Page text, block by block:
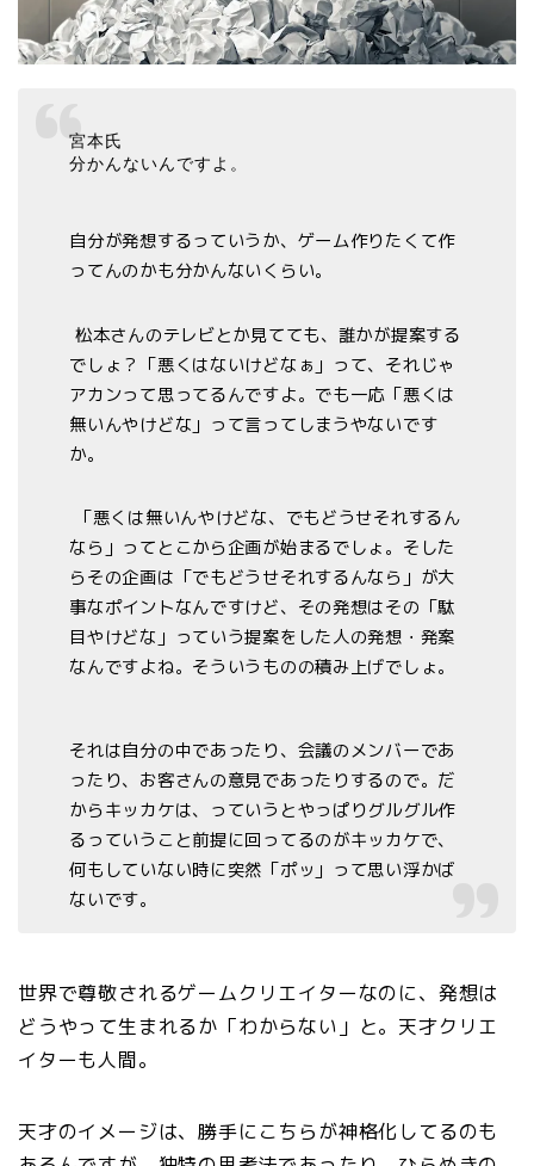
宮本氏
分かんないんですよ。
自分が発想するっていうか、ゲーム作りたくて作
ってんのかも分かんないくらい。
松本さんのテレビとか見てても、誰かが提案する
でしょ？「悪くはないけどなぁ」って、それじゃ
アカンって思ってるんですよ。でも一応「悪くは
無いんやけどな」って言ってしまうやないです
か。
「悪くは無いんやけどな、でもどうせそれするん
なら」ってとこから企画が始まるでしょ。そした
らその企画は「でもどうせそれするんなら」が大
事なポイントなんですけど、その発想はその「駄
目やけどな」っていう提案をした人の発想・発案
なんですよね。そういうものの積み上げでしょ。
それは自分の中であったり、会議のメンバーであ
ったり、お客さんの意見であったりするので。だ
からキッカケは、っていうとやっぱりグルグル作
るっていうこと前提に回ってるのがキッカケで、
何もしていない時に突然「ポッ」って思い浮かば
ないです。
世界で尊敬されるゲームクリエイターなのに、発想は
どうやって生まれるか「わからない」と。天才クリエ
イターも人間。
天才のイメージは、勝手にこちらが神格化してるのも